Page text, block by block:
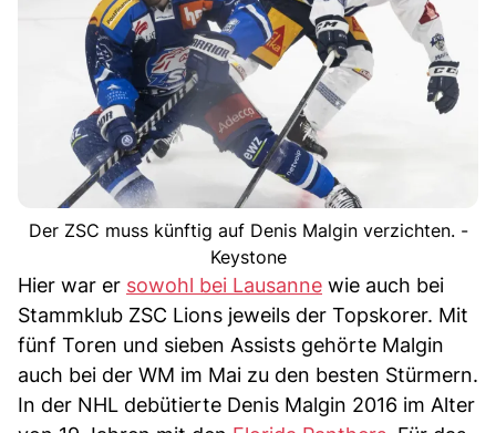
Der ZSC muss künftig auf Denis Malgin verzichten. -
Keystone
Hier war er sowohl bei Lausanne wie auch bei
Stammklub ZSC Lions jeweils der Topskorer. Mit
fünf Toren und sieben Assists gehörte Malgin
auch bei der WM im Mai zu den besten Stürmern.
In der NHL debütierte Denis Malgin 2016 im Alter